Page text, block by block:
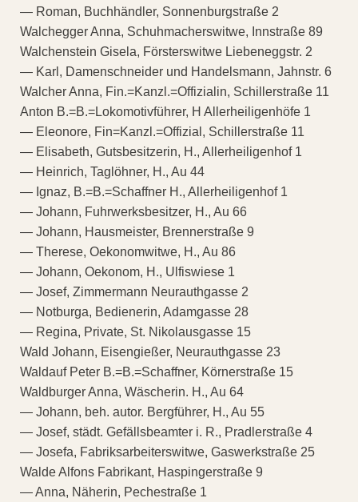
— Roman, Buchhändler, Sonnenburgstraße 2
Walchegger Anna, Schuhmacherswitwe, Innstraße 89
Walchenstein Gisela, Försterswitwe Liebeneggstr. 2
— Karl, Damenschneider und Handelsmann, Jahnstr. 6
Walcher Anna, Fin.=Kanzl.=Offizialin, Schillerstraße 11
Anton B.=B.=Lokomotivführer, H Allerheiligenhöfe 1
— Eleonore, Fin=Kanzl.=Offizial, Schillerstraße 11
— Elisabeth, Gutsbesitzerin, H., Allerheiligenhof 1
— Heinrich, Taglöhner, H., Au 44
— Ignaz, B.=B.=Schaffner H., Allerheiligenhof 1
— Johann, Fuhrwerksbesitzer, H., Au 66
— Johann, Hausmeister, Brennerstraße 9
— Therese, Oekonomwitwe, H., Au 86
— Johann, Oekonom, H., Ulfiswiese 1
— Josef, Zimmermann Neurauthgasse 2
— Notburga, Bedienerin, Adamgasse 28
— Regina, Private, St. Nikolausgasse 15
Wald Johann, Eisengießer, Neurauthgasse 23
Waldauf Peter B.=B.=Schaffner, Körnerstraße 15
Waldburger Anna, Wäscherin. H., Au 64
— Johann, beh. autor. Bergführer, H., Au 55
— Josef, städt. Gefällsbeamter i. R., Pradlerstraße 4
— Josefa, Fabriksarbeiterswitwe, Gaswerkstraße 25
Walde Alfons Fabrikant, Haspingerstraße 9
— Anna, Näherin, Pechestraße 1